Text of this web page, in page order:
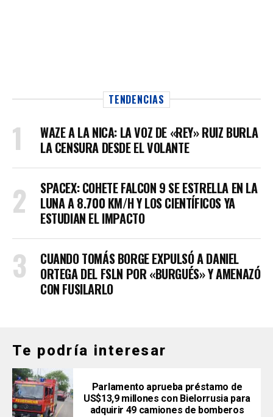
TENDENCIAS
WAZE A LA NICA: LA VOZ DE «REY» RUIZ BURLA
LA CENSURA DESDE EL VOLANTE
SPACEX: COHETE FALCON 9 SE ESTRELLA EN LA
LUNA A 8.700 KM/H Y LOS CIENTÍFICOS YA
ESTUDIAN EL IMPACTO
CUANDO TOMÁS BORGE EXPULSÓ A DANIEL
ORTEGA DEL FSLN POR «BURGUÉS» Y AMENAZÓ
CON FUSILARLO
Te podría interesar
Parlamento aprueba préstamo de
US$13,9 millones con Bielorrusia para
adquirir 49 camiones de bomberos